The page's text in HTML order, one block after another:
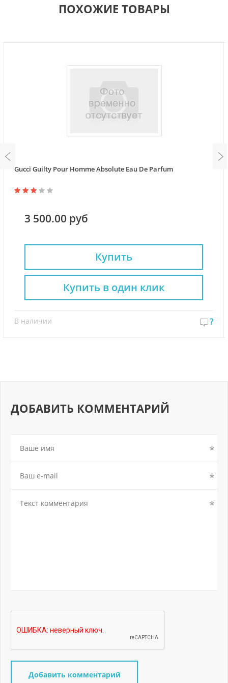
ПОХОЖИЕ ТОВАРЫ
Gucci Guilty Pour Homme Absolute Eau De Parfum
3 500.00 руб
Купить
В наличии ?
Купить в один клик
ДОБАВИТЬ КОММЕНТАРИЙ